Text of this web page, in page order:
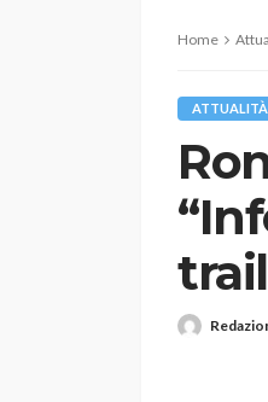
Home
ATTUALITÀ